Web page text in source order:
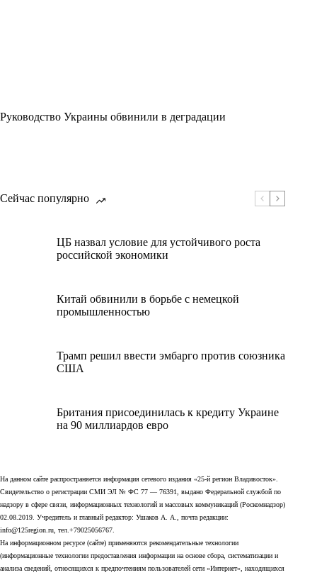
Руководство Украины обвинили в деградации
Сейчас популярно
ЦБ назвал условие для устойчивого роста
российской экономики
Китай обвинили в борьбе с немецкой
промышленностью
Трамп решил ввести эмбарго против союзника
США
Британия присоединилась к кредиту Украине
на 90 миллиардов евро
На данном сайте распространяется информация сетевого издания «25-й регион Владивосток».
Свидетельство о регистрации СМИ ЭЛ № ФС 77 — 76391, выдано Федеральной службой по
надзору в сфере связи, информационных технологий и массовых коммуникаций (Роскомнадзор)
02.08.2019. Учредитель и главный редактор: Ушаков А. А., почта редакции:
info@125region.ru, тел.+79025056767.
На информационном ресурсе (сайте) применяются рекомендательные технологии
(информационные технологии предоставления информации на основе сбора, систематизации и
анализа сведений, относящихся к предпочтениям пользователей сети «Интернет», находящихся